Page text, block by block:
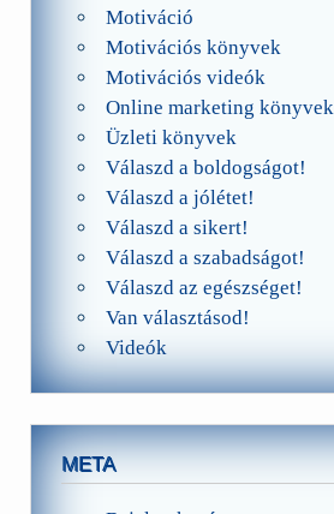
Motiváció
Motivációs könyvek
Motivációs videók
Online marketing könyvek
Üzleti könyvek
Válaszd a boldogságot!
Válaszd a jólétet!
Válaszd a sikert!
Válaszd a szabadságot!
Válaszd az egészséget!
Van választásod!
Videók
META